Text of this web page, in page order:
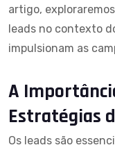
artigo,
leads no contexto
impulsionam as
A
Estratégias
Os leads são